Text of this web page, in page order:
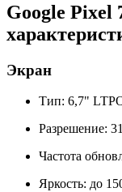
Google Pixel
Экран
Тип: 6,7"
Разрешение:
Частота
Яркость: до